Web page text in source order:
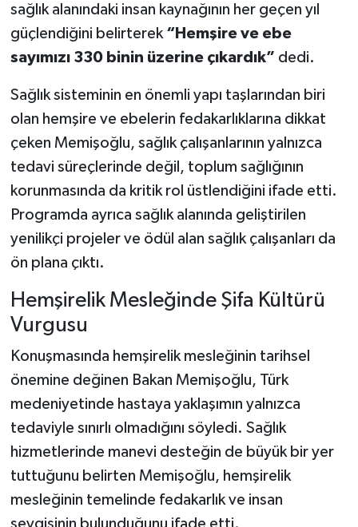
sağlık alanındaki insan kaynağının her geçen yıl
güçlendiğini belirterek “Hemşire ve ebe
sayımızı 330 binin üzerine çıkardık” dedi.
Sağlık sisteminin en önemli yapı taşlarından biri
olan hemşire ve ebelerin fedakarlıklarına dikkat
çeken Memişoğlu, sağlık çalışanlarının yalnızca
tedavi süreçlerinde değil, toplum sağlığının
korunmasında da kritik rol üstlendiğini ifade etti.
Programda ayrıca sağlık alanında geliştirilen
yenilikçi projeler ve ödül alan sağlık çalışanları da
ön plana çıktı.
Hemşirelik Mesleğinde Şifa Kültürü
Vurgusu
Konuşmasında hemşirelik mesleğinin tarihsel
önemine değinen Bakan Memişoğlu, Türk
medeniyetinde hastaya yaklaşımın yalnızca
tedaviyle sınırlı olmadığını söyledi. Sağlık
hizmetlerinde manevi desteğin de büyük bir yer
tuttuğunu belirten Memişoğlu, hemşirelik
mesleğinin temelinde fedakarlık ve insan